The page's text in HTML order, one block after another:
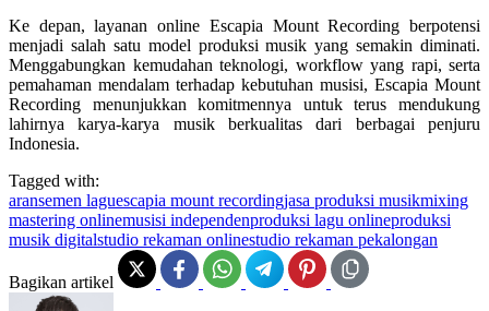
Ke depan, layanan online Escapia Mount Recording berpotensi
menjadi salah satu model produksi musik yang semakin diminati.
Menggabungkan kemudahan teknologi, workflow yang rapi, serta
pemahaman mendalam terhadap kebutuhan musisi, Escapia Mount
Recording menunjukkan komitmennya untuk terus mendukung
lahirnya karya-karya musik berkualitas dari berbagai penjuru
Indonesia.
Tagged with:
aransemen laguescapia mount recordingjasa produksi musikmixing
mastering onlinemusisi independenproduksi lagu onlineproduksi
musik digitalstudio rekaman onlinestudio rekaman pekalongan
Bagikan artikel